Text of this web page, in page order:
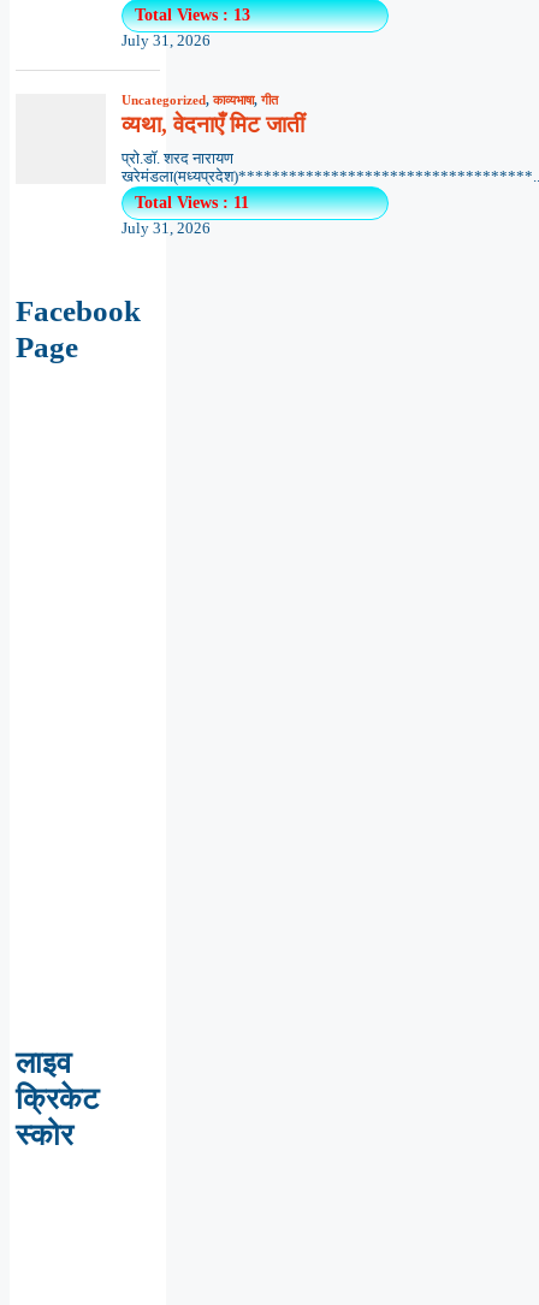
Total Views : 13
July 31, 2026
Uncategorized,काव्यभाषा,गीत
व्यथा, वेदनाएँ मिट जातीं
प्रो.डॉ. शरद नारायण
Total Views : 11
July 31, 2026
Facebook
Page
लाइव
क्रिकेट
स्कोर